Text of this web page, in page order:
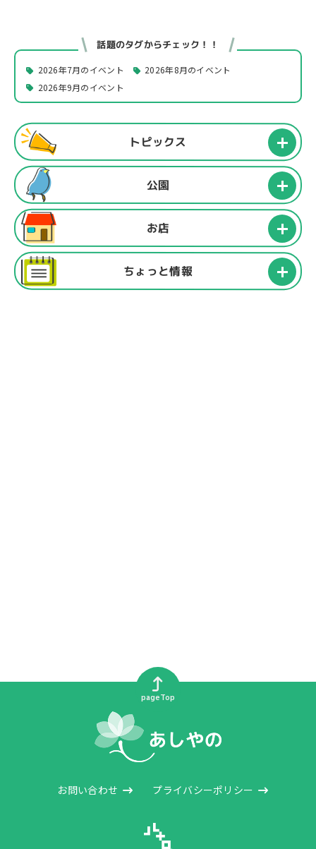
話題のタグからチェック！！
2026年7月のイベント
2026年8月のイベント
2026年9月のイベント
トピックス
公園
お店
ちょっと情報
お問い合わせ プライバシーポリシー
pageTop